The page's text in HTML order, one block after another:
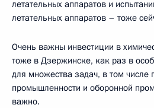
летательных аппаратов и
летательных аппаратов – тоже
Очень важны инвестиции в
тоже в Дзержинске, как раз в
для множества задач, в том числе
промышленности и оборонной
важно.